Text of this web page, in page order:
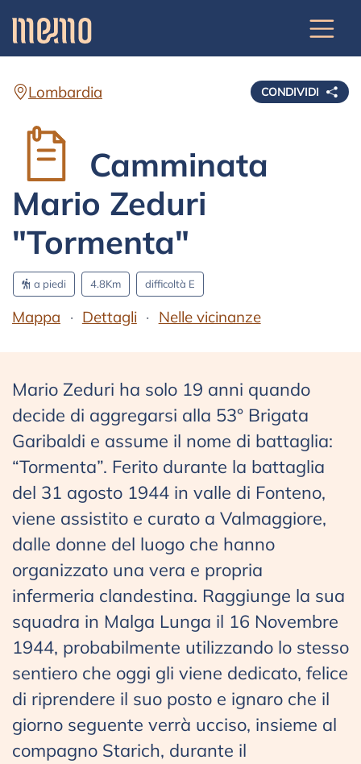
CONDIVIDI
Lombardia
Camminata
Mario Zeduri
"Tormenta"
a piedi 4.8Km difficoltà E
Mappa Dettagli Nelle vicinanze
Mario Zeduri ha solo 19 anni quando
decide di aggregarsi alla 53° Brigata
Garibaldi e assume il nome di battaglia:
“Tormenta”. Ferito durante la battaglia
del 31 agosto 1944 in valle di Fonteno,
viene assistito e curato a Valmaggiore,
dalle donne del luogo che hanno
organizzato una vera e propria
infermeria clandestina. Raggiunge la sua
squadra in Malga Lunga il 16 Novembre
1944, probabilmente utilizzando lo stesso
sentiero che oggi gli viene dedicato, felice
di riprendere il suo posto e ignaro che il
giorno seguente verrà ucciso, insieme al
compagno Starich, durante il